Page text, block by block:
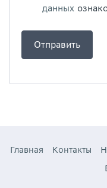
данных
Главная Контакты